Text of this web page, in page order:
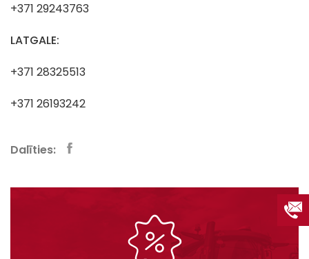
+371 29243763
LATGALE:
+371 28325513
+371 26193242
Dalīties: